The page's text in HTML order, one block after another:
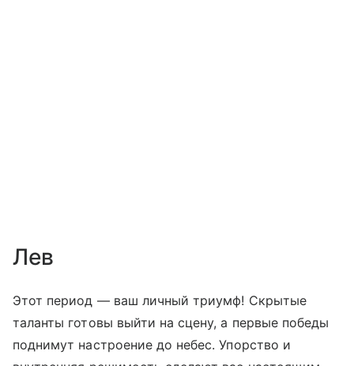
Лев
Этот период — ваш личный триумф! Скрытые
таланты готовы выйти на сцену, а первые победы
поднимут настроение до небес. Упорство и